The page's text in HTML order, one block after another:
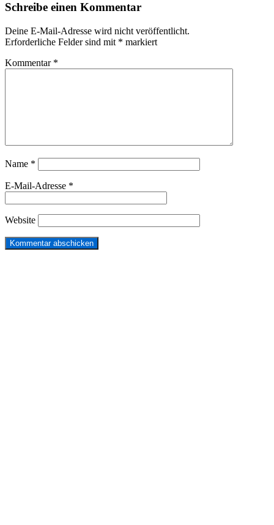
Schreibe einen Kommentar
Deine E-Mail-Adresse wird nicht veröffentlicht.
Erforderliche Felder sind mit * markiert
Kommentar *
Name *
E-Mail-Adresse *
Website